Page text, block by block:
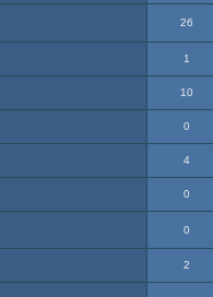
26
1
10
0
4
0
0
2